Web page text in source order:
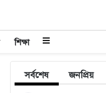
শিক্ষা
সর্বশেষ জনপ্রিয়